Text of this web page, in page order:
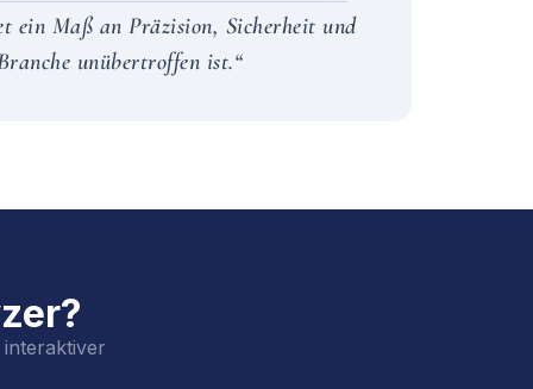
ein Maß an Präzision, Sicherheit und
unübertroffen ist.“